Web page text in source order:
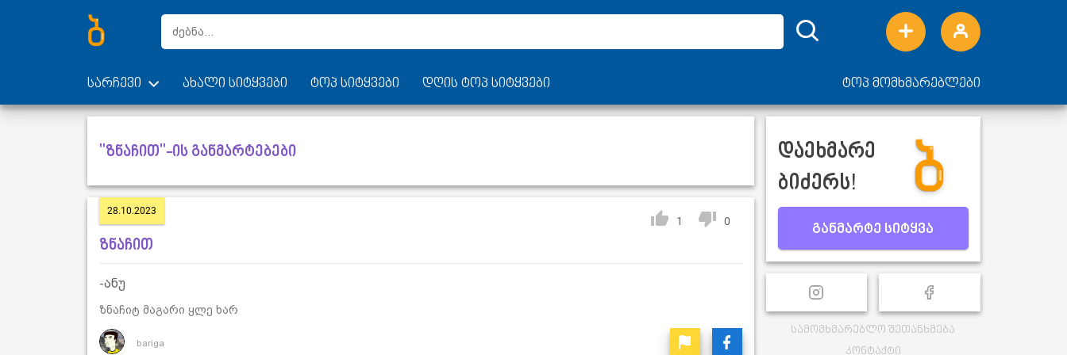
სარჩევი ახალი სიტყვები ტოპ სიტყვები დღის ტოპ სიტყვები ტოპ მომხმარებლები
"ზნაჩით"-ის განმარტებები
28.10.2023
1 0
ზნაჩით
-ანუ
ზნაჩიტ მაგარი ყლე ხარ
bariga
დაეხმარე
ბიძერს!
განმარტე სიტყვა
სამომხმარებლო შეთანხმება
კონტაქტი